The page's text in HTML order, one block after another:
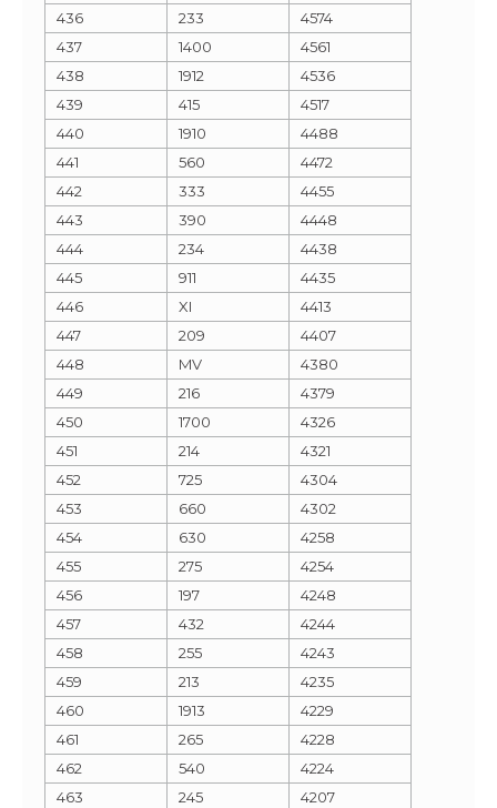
436 233
4574
437
1400
4561
438
1912
4536
439
415
4517
440
1910
4488
441
560
4472
442
333
4455
443
390
4448
444
234
4438
445
911
4435
446
XI
4413
447
209
4407
448
MV
4380
449
216
4379
450
1700
4326
451
214
4321
452
725
4304
453
660
4302
454
630
4258
455
275
4254
456
197
4248
457
432
4244
458
255
4243
459
213
4235
460
1913
4229
461
265
4228
462
540
4224
463
245
4207